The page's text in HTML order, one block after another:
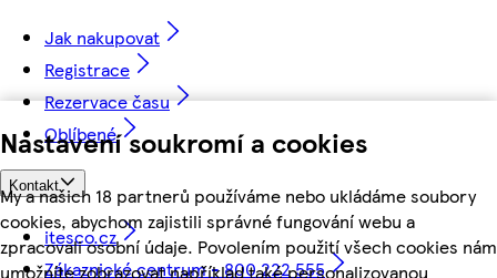
Nastavení soukromí a cookies
My a našich 18 partnerů používáme nebo ukládáme soubory
cookies, abychom zajistili správné fungování webu a
zpracovali osobní údaje. Povolením použití všech cookies nám
umožníte zobrazovat například také personalizovanou
Jak nakupovat
Registrace
Rezervace času
Oblíbené
Kontakt
itesco.cz
Zákaznické centrum - 800 222 555